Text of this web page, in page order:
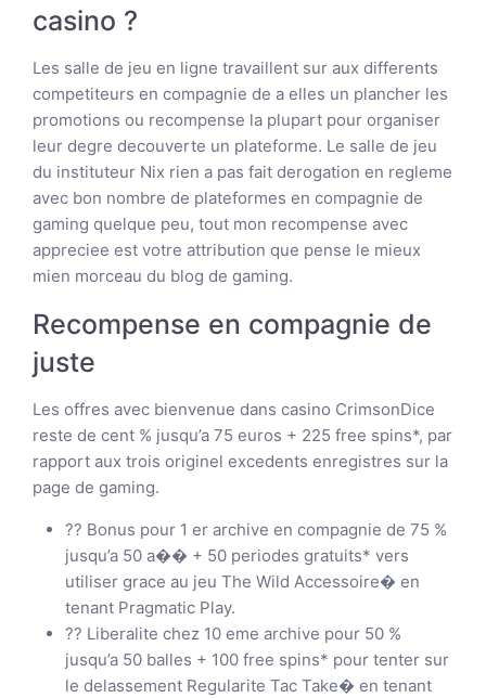
casino ?
Les salle de jeu en ligne travaillent sur aux differents
competiteurs en compagnie de a elles un plancher les
promotions ou recompense la plupart pour organiser
leur degre decouverte un plateforme. Le salle de jeu
du instituteur Nix rien a pas fait derogation en regleme
avec bon nombre de plateformes en compagnie de
gaming quelque peu, tout mon recompense avec
appreciee est votre attribution que pense le mieux
mien morceau du blog de gaming.
Recompense en compagnie de
juste
Les offres avec bienvenue dans casino CrimsonDice
reste de cent % jusqu’a 75 euros + 225 free spins*, par
rapport aux trois originel excedents enregistres sur la
page de gaming.
?? Bonus pour 1 er archive en compagnie de 75 %
jusqu’a 50 a�� + 50 periodes gratuits* vers
utiliser grace au jeu The Wild Accessoire� en
tenant Pragmatic Play.
?? Liberalite chez 10 eme archive pour 50 %
jusqu’a 50 balles + 100 free spins* pour tenter sur
le delassement Regularite Tac Take� en tenant